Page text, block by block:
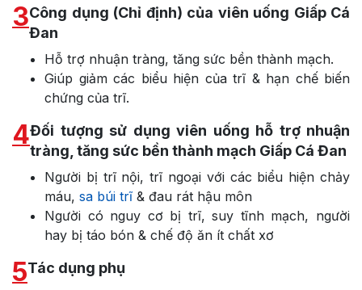
3Công dụng (Chỉ định) của viên uống Giấp Cá
Đan
Hỗ trợ nhuận tràng, tăng sức bền thành mạch.
Giúp giảm các biểu hiện của trĩ & hạn chế biến
chứng của trĩ.
4Đối tượng sử dụng viên uống hỗ trợ nhuận
tràng, tăng sức bền thành mạch Giấp Cá Đan
Người bị trĩ nội, trĩ ngoại với các biểu hiện chảy
máu, sa búi trĩ& đau rát hậu môn
Người có nguy cơ bị trĩ, suy tĩnh mạch, người
hay bị táo bón & chế độ ăn ít chất xơ
5Tác dụng phụ